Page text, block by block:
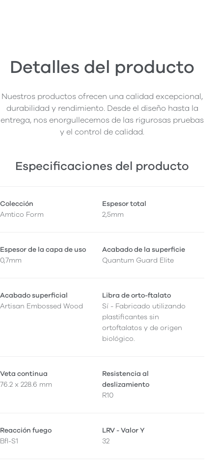
Detalles del producto
Nuestros productos ofrecen una calidad excepcional,
durabilidad y rendimiento. Desde el diseño hasta la
entrega, nos enorgullecemos de las rigurosas pruebas
y el control de calidad.
Especificaciones del producto
Colección
Amtico Form
Espesor total
2,5mm
Espesor de la capa de uso
0,7mm
Acabado de la superficie
Quantum Guard Elite
Acabado superficial
Artisan Embossed Wood
Libra de orto-ftalato
Sí - Fabricado utilizando
plastificantes sin
ortoftalatos y de origen
biológico.
Veta continua
76.2 x 228.6 mm
Resistencia al
deslizamiento
R10
Reacción fuego
Bfl-S1
LRV - Valor Y
32